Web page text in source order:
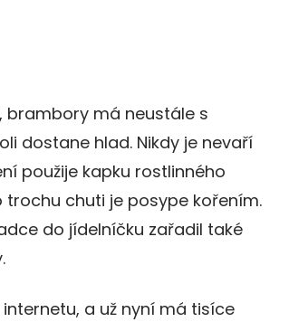
brambory má neustále s
dostane hlad. Nikdy je nevaří
použije kapku rostlinného
chuti je posype kořením.
do jídelníčku zařadil také
a už nyní má tisíce